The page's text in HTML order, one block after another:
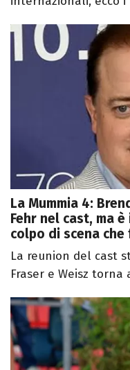
La Mummia 4:
Fehr nel cast, ma
colpo di scena
La reunion del cast
Fraser e Weisz torna